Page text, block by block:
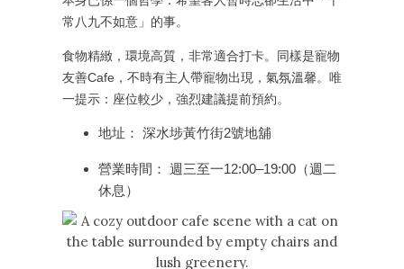
常八九不如意」的事。
食物精緻，環境高質，非常適合打卡。同樣是寵物
友善Cafe，不時有主人帶寵物出現，氣氛溫馨。唯
一提示：座位較少，強烈建議提前預約。
地址： 深水埗黃竹街2號地舖
營業時間： 週三至一12:00–19:00（週二
休息）